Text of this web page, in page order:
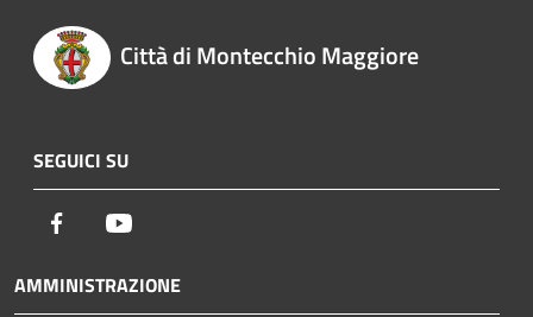
Città di Montecchio Maggiore
SEGUICI SU
Facebook
AMMINISTRAZIONE